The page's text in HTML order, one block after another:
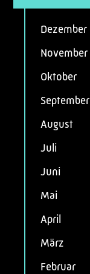
Dezember
November
Oktober
September
August
Juli
Juni
Mai
April
März
Februar